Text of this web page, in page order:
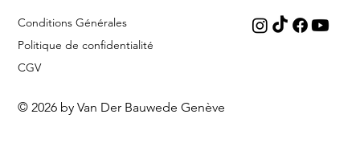
Conditions Générales
Politique de confidentialité
CGV
© 2026 by Van Der Bauwede Genève